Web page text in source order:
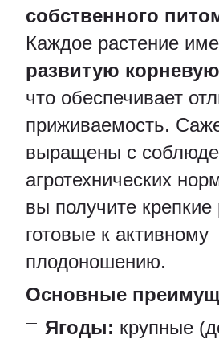
собственного
Каждое растение
развитую
что обеспечивает
приживаемость.
выращены с
агротехнических
вы получите крепкие
готовые к активному
плодоношению.
Основные
Ягоды: крупные